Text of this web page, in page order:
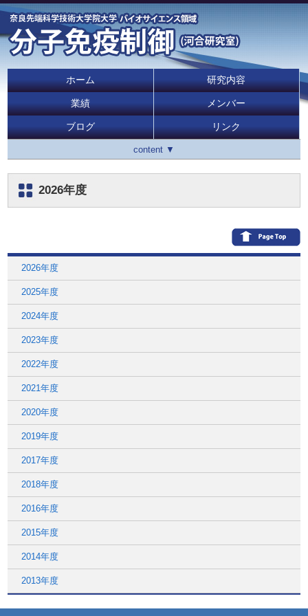
ホーム 研究内容
業績 メンバー
ブログ リンク
content ▼
2026年度
2026年度
2025年度
2024年度
2023年度
2022年度
2021年度
2020年度
2019年度
2017年度
2018年度
2016年度
2015年度
2014年度
2013年度